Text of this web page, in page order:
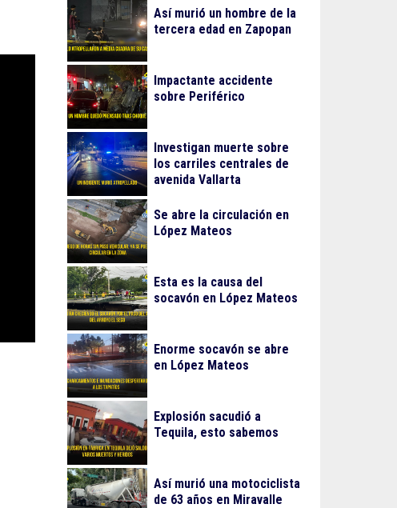
Así murió un hombre de la
tercera edad en Zapopan
Impactante accidente
sobre Periférico
Investigan muerte sobre
los carriles centrales de
avenida Vallarta
Se abre la circulación en
López Mateos
Esta es la causa del
socavón en López Mateos
Enorme socavón se abre
en López Mateos
Explosión sacudió a
Tequila, esto sabemos
Así murió una motociclista
de 63 años en Miravalle